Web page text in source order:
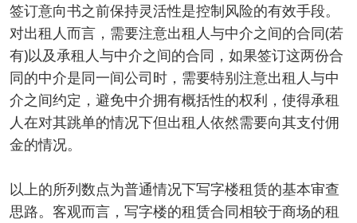
签订意向书之前保持灵活性是控制风险的有效手段。
对出租人而言，需要注意出租人与中介之间的合同(若
有)以及承租人与中介之间的合同，如果签订这两份合
同的中介是同一间公司时，需要特别注意出租人与中
介之间约定，避免中介拥有概括性的权利，使得承租
人在对其跳单的情况下但出租人依然需要向其支付佣
金的情况。
以上的所列数点为普通情况下写字楼租赁的基本审查
思路。客观而言，写字楼的租赁合同相较于商场的租